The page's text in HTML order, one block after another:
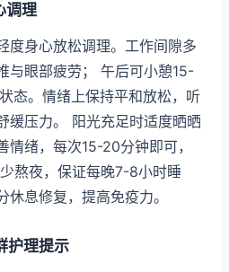
调理
度身心放松调理。工作间隙多
与眼部疲劳； 午后可小憩15-
态。情绪上保持平和放松，听
缓压力。 阳光充足时适度晒晒
情绪，每次15-20分钟即可，
熬夜，保证每晚7-8小时睡
息修复，提高免疫力。
护理提示